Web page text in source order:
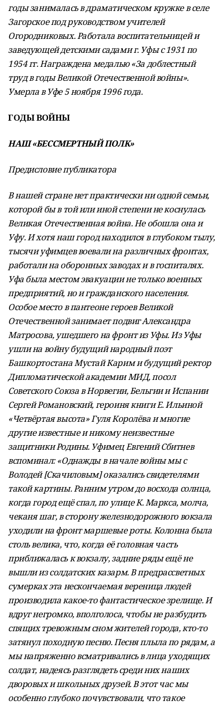
годы занималась в драматическом кружке в селе
Загорское под руководством учителей
Огородниковых. Работала воспитательницей и
заведующей детскими садами г. Уфы с 1931 по
1954 гг. Награждена медалью «За доблестный
труд в годы Великой Отечественной войны».
Умерла в Уфе 5 ноября 1996 года.
ГОДЫ ВОЙНЫ
НАШ «БЕССМЕРТНЫЙ ПОЛК»
Предисловие публикатора
В нашей стране нет практически ни одной семьи,
которой бы в той или иной степени не коснулась
Великая Отечественная война. Не обошла она и
Уфу. И хотя наш город находился в глубоком тылу,
тысячи уфимцев воевали на различных фронтах,
работали на оборонных заводах и в госпиталях.
Уфа была местом эвакуации не только военных
предприятий, но и гражданского населения.
Особое место в пантеоне героев Великой
Отечественной занимает подвиг Александра
Матросова, ушедшего на фронт из Уфы. Из Уфы
ушли на войну будущий народный поэт
Башкортостана Мустай Карим и будущий ректор
Дипломатической академии МИД, посол
Советского Союза в Норвегии, Бельгии и Испании
Сергей Романовский, героиня книги Е. Ильиной
«Четвёртая высота» Гуля Королёва и многие
другие известные и никому неизвестные
защитники Родины. Уфимец Евгений Сбитнев
вспоминал: «Однажды в начале войны мы с
Володей [Скачиловым] оказались свидетелями
такой картины. Ранним утром до восхода солнца,
когда город ещё спал, по улице К. Маркса, молча,
чеканя шаг, в сторону железнодорожного вокзала
уходили на фронт маршевые роты. Колонна была
столь велика, что, когда её головная часть
приближалась к вокзалу, задние ряды ещё не
вышли из солдатских казарм. В предрассветных
сумерках эта нескончаемая вереница людей
производила какое-то фантастическое зрелище. И
вдруг негромко, вполголоса, чтобы не разбудить
спящих тревожным сном жителей города, кто-то
затянул походную песню. Песня плыла по рядам, а
мы напряженно всматривались в лица уходящих
солдат, надеясь разглядеть среди них наших
дворовых и школьных друзей. В этот час мы
особенно глубоко почувствовали, что такое